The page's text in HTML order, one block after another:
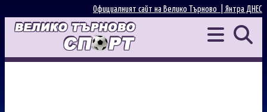
Янтра ДНЕС
Официалният сайт на Велико Търново |